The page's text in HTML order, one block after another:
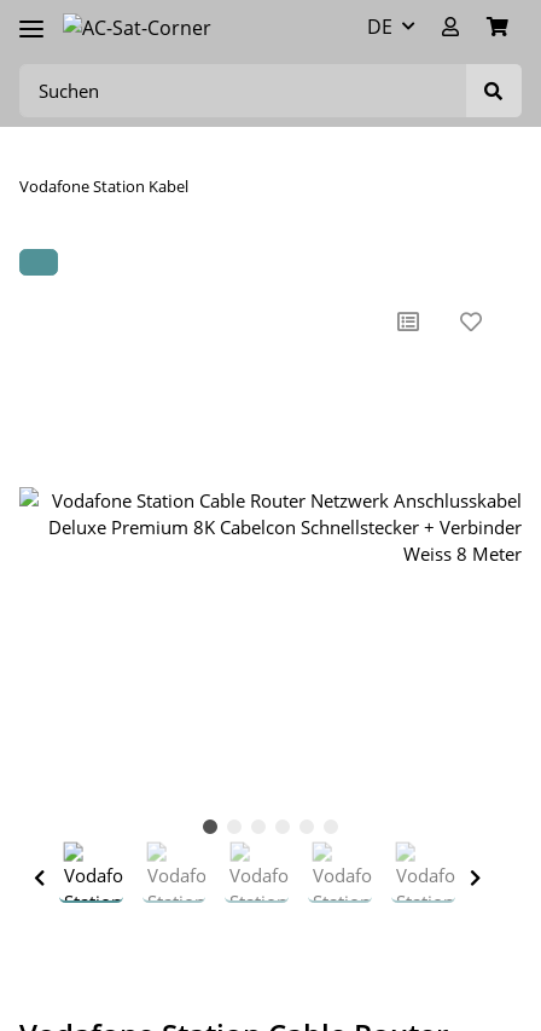
DE
Vodafone Station Kabel